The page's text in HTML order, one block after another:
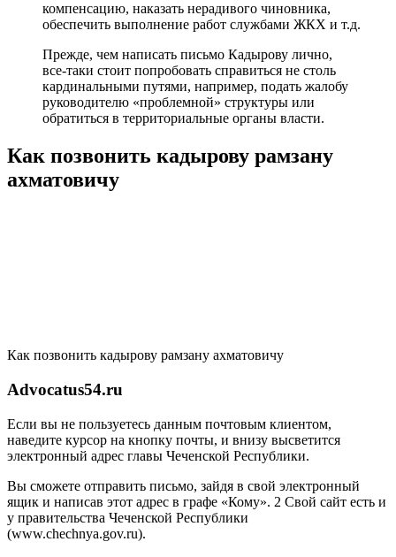
компенсацию, наказать нерадивого чиновника,
обеспечить выполнение работ службами ЖКХ и т.д.
Прежде, чем написать письмо Кадырову лично,
все-таки стоит попробовать справиться не столь
кардинальными путями, например, подать жалобу
руководителю «проблемной» структуры или
обратиться в территориальные органы власти.
Как позвонить кадырову рамзану
ахматовичу
Как позвонить кадырову рамзану ахматовичу
Advocatus54.ru
Если вы не пользуетесь данным почтовым клиентом,
наведите курсор на кнопку почты, и внизу высветится
электронный адрес главы Чеченской Республики.
Вы сможете отправить письмо, зайдя в свой электронный
ящик и написав этот адрес в графе «Кому». 2 Свой сайт есть и
у правительства Чеченской Республики
(www.chechnya.gov.ru).